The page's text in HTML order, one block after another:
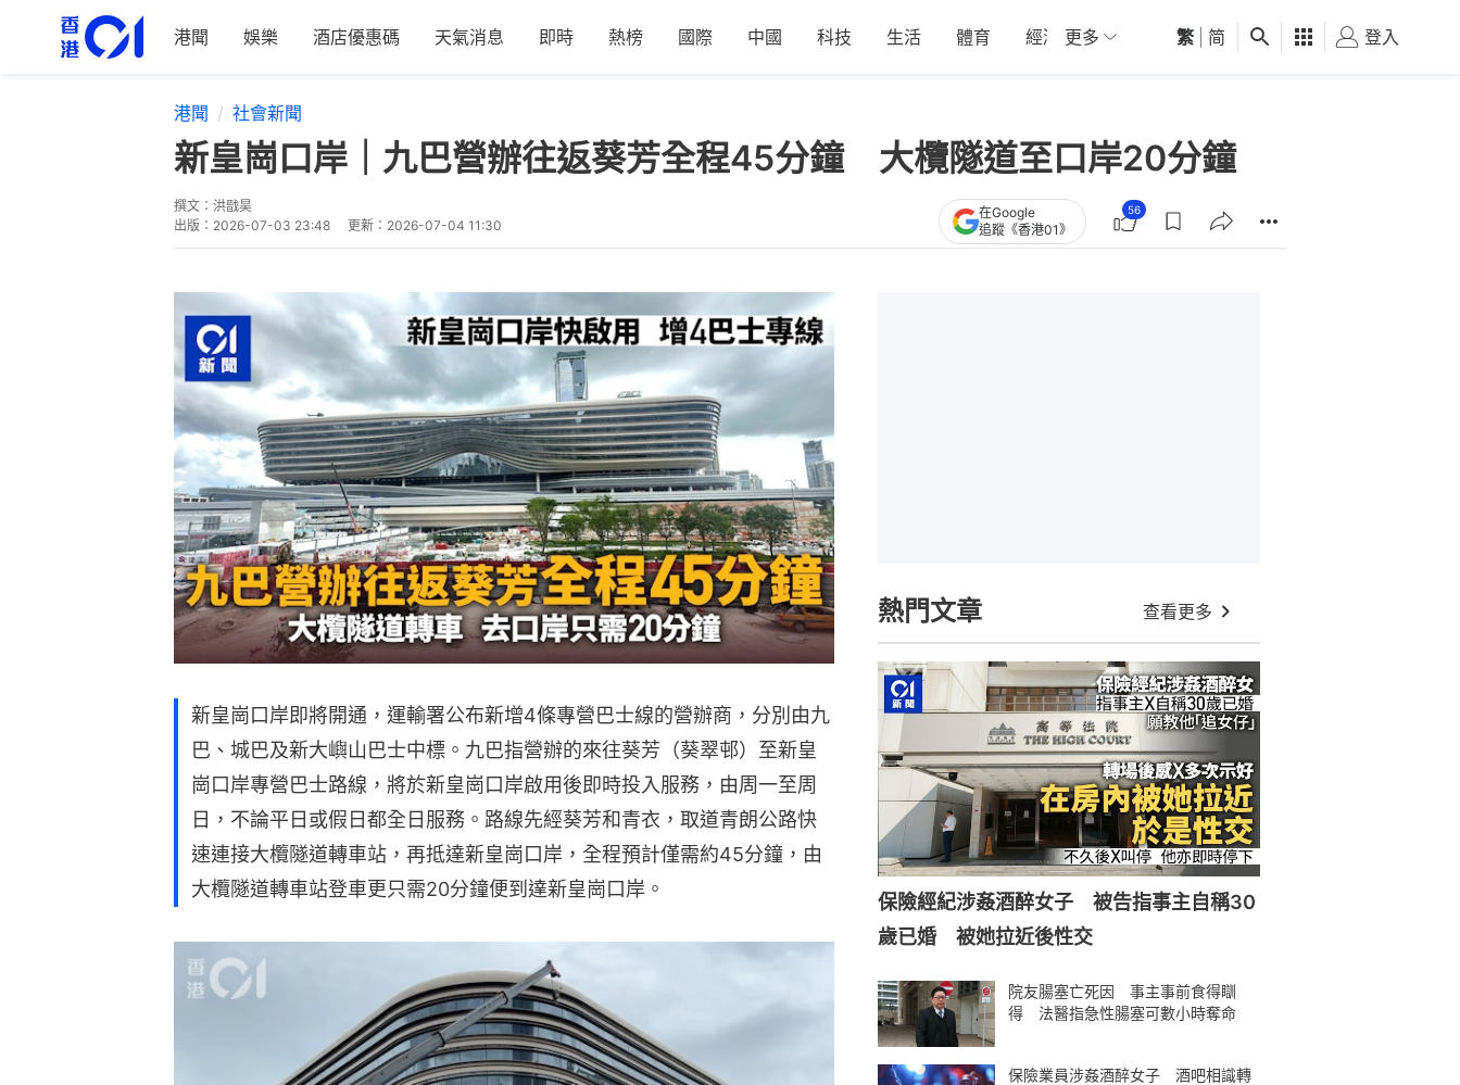
港聞 娛樂 酒店優惠碼 天氣消息 即時 熱榜 國際 中國 科技 生活 體育 經濟 01深圳 觀點 健康 好食玩飛
更多 繁 简 登入
港聞 社會新聞
新皇崗口岸｜九巴營辦往返葵芳全程45分鐘 大欖隧道至口岸20分鐘
撰文： 洪戩昊
出版： 2026-07-03 23:48 更新： 2026-07-04 11:30
在Google
追蹤《香港01》
56
新皇崗口岸即將開通，運輸署公布新增4條專營巴士線的營辦商，分別由九
巴、城巴及新大嶼山巴士中標。九巴指營辦的來往葵芳（葵翠邨）至新皇
崗口岸專營巴士路線，將於新皇崗口岸啟用後即時投入服務，由周一至周
日，不論平日或假日都全日服務。路線先經葵芳和青衣，取道青朗公路快
速連接大欖隧道轉車站，再抵達新皇崗口岸，全程預計僅需約45分鐘，由
大欖隧道轉車站登車更只需20分鐘便到達新皇崗口岸。
熱門文章 查看更多
保險經紀涉姦酒醉女子 被告指事主自稱30
歲已婚 被她拉近後性交
院友腸塞亡死因 事主事前食得瞓
得 法醫指急性腸塞可數小時奪命
保險業員涉姦酒醉女子 酒吧相識轉